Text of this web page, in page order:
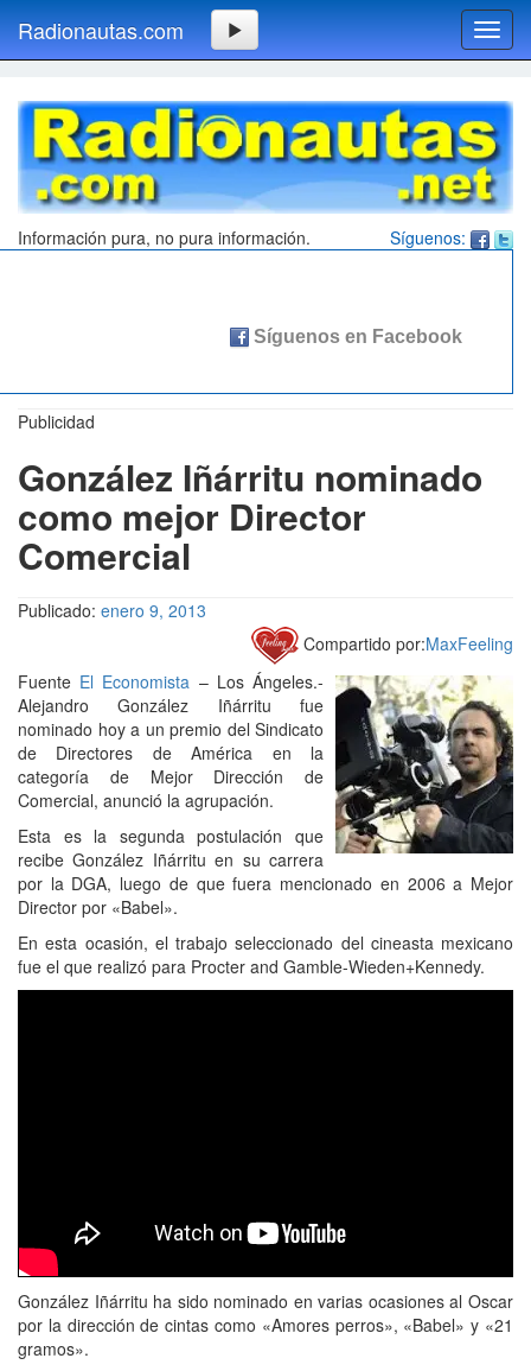
Radionautas.com
Síguenos:
Información pura, no pura información.
Publicidad
González Iñárritu nominado
como mejor Director
Comercial
Publicado: enero 9, 2013
Compartido por:MaxFeeling
Fuente El Economista – Los Ángeles.-
Alejandro González Iñárritu fue
nominado hoy a un premio del Sindicato
de Directores de América en la
categoría de Mejor Dirección de
Comercial, anunció la agrupación.
Esta es la segunda postulación que
recibe González Iñárritu en su carrera
por la DGA, luego de que fuera mencionado en 2006 a Mejor
Director por «Babel».
En esta ocasión, el trabajo seleccionado del cineasta mexicano
fue el que realizó para Procter and Gamble-Wieden+Kennedy.
González Iñárritu ha sido nominado en varias ocasiones al Oscar
por la dirección de cintas como «Amores perros», «Babel» y «21
gramos».